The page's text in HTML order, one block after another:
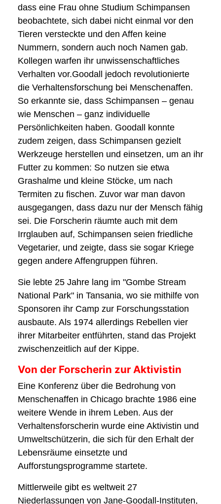
dass eine Frau ohne Studium Schimpansen
beobachtete, sich dabei nicht einmal vor den
Tieren versteckte und den Affen keine
Nummern, sondern auch noch Namen gab.
Kollegen warfen ihr unwissenschaftliches
Verhalten vor.Goodall jedoch revolutionierte
die Verhaltensforschung bei Menschenaffen.
So erkannte sie, dass Schimpansen – genau
wie Menschen – ganz individuelle
Persönlichkeiten haben. Goodall konnte
zudem zeigen, dass Schimpansen gezielt
Werkzeuge herstellen und einsetzen, um an ihr
Futter zu kommen: So nutzen sie etwa
Grashalme und kleine Stöcke, um nach
Termiten zu fischen. Zuvor war man davon
ausgegangen, dass dazu nur der Mensch fähig
sei. Die Forscherin räumte auch mit dem
Irrglauben auf, Schimpansen seien friedliche
Vegetarier, und zeigte, dass sie sogar Kriege
gegen andere Affengruppen führen.
Sie lebte 25 Jahre lang im "Gombe Stream
National Park" in Tansania, wo sie mithilfe von
Sponsoren ihr Camp zur Forschungsstation
ausbaute. Als 1974 allerdings Rebellen vier
ihrer Mitarbeiter entführten, stand das Projekt
zwischenzeitlich auf der Kippe.
Von der Forscherin zur Aktivistin
Eine Konferenz über die Bedrohung von
Menschenaffen in Chicago brachte 1986 eine
weitere Wende in ihrem Leben. Aus der
Verhaltensforscherin wurde eine Aktivistin und
Umweltschützerin, die sich für den Erhalt der
Lebensräume einsetzte und
Aufforstungsprogramme startete.
Mittlerweile gibt es weltweit 27
Niederlassungen von Jane-Goodall-Instituten,